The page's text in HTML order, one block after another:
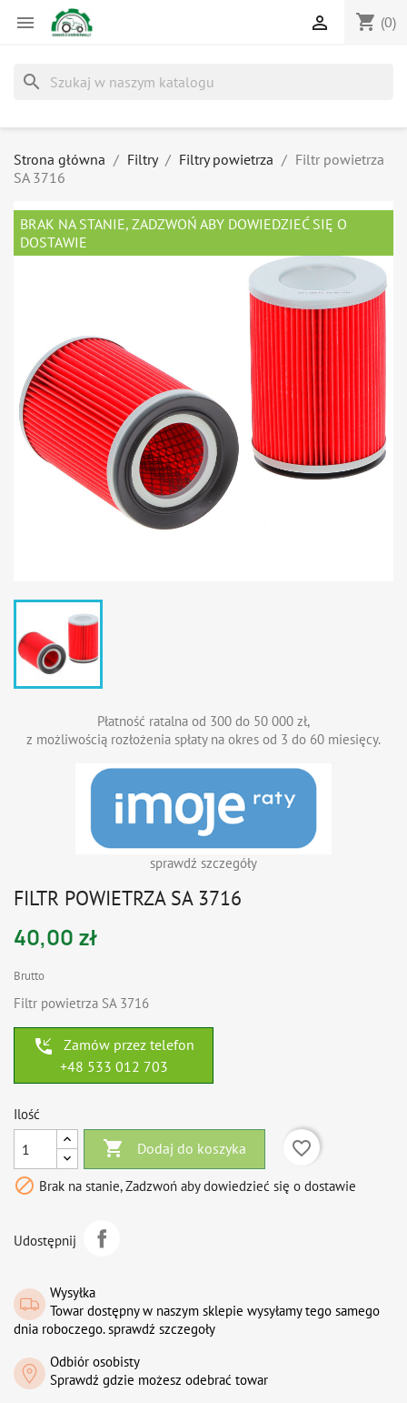
 shopping_cart (0)

search
Strona główna Filtry Filtry powietrza
Filtr powietrza
SA 3716
BRAK NA STANIE, ZADZWOŃ ABY DOWIEDZIEĆ SIĘ O
DOSTAWIE
Płatność ratalna od 300 do 50 000 zł,
z możliwością rozłożenia spłaty na okres od 3 do 60 miesięcy.
sprawdź szczegóły
FILTR POWIETRZA SA 3716
40,00 zł
Brutto
Filtr powietrza SA 3716
phone_callback
Zamów przez telefon
+48 533 012 703
Ilość
 Dodaj do koszyka
favorite_border
 Brak na stanie, Zadzwoń aby dowiedzieć się o dostawie
Udostępnij
Wysyłka
Towar dostępny w naszym sklepie wysyłamy tego samego
dnia roboczego. sprawdź szczegoły
Odbiór osobisty
Sprawdź gdzie możesz odebrać towar